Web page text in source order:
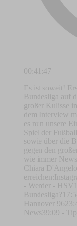
00:41:47
Es ist soweit!
Bundesliga auf
großer Kulisse
dem Interview
es nun unsere
Spiel der
sowie über die
gegen den
wie immer
Chiara
- Werder -
Hannover
News39:09 -